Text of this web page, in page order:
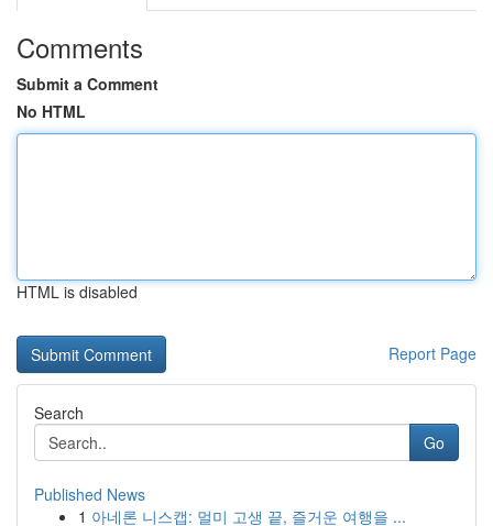
Comments
Submit a Comment
No HTML
HTML is disabled
Report Page
Search
Go
Published News
1 아네론 니스캡: 멀미 고생 끝, 즐거운 여행을 ...